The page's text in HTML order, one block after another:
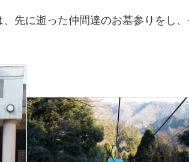
先に逝った仲間達のお墓参りをし